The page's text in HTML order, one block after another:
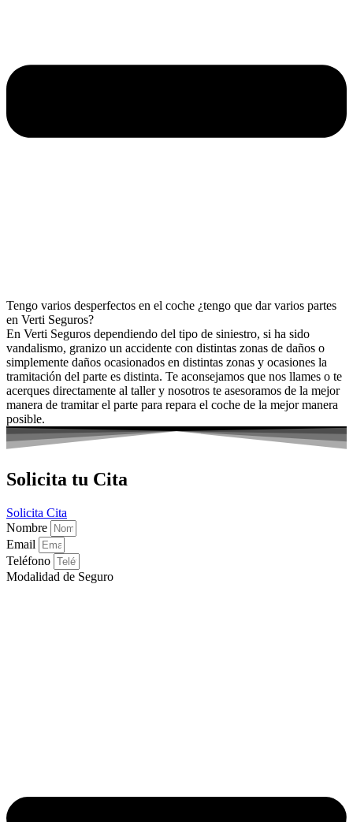
Tengo varios desperfectos en el coche ¿tengo que dar varios partes
en Verti Seguros?
En Verti Seguros dependiendo del tipo de siniestro, si ha sido
vandalismo, granizo un accidente con distintas zonas de daños o
simplemente daños ocasionados en distintas zonas y ocasiones la
tramitación del parte es distinta. Te aconsejamos que nos llames o te
acerques directamente al taller y nosotros te asesoramos de la mejor
manera de tramitar el parte para repara el coche de la mejor manera
posible.
Solicita tu Cita
Solicita Cita
Nombre
Email
Teléfono
Modalidad de Seguro